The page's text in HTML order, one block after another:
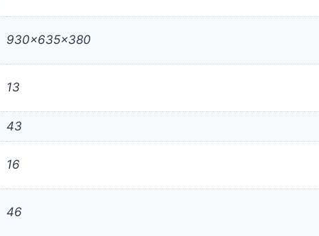
930x635x380
13
43
16
46